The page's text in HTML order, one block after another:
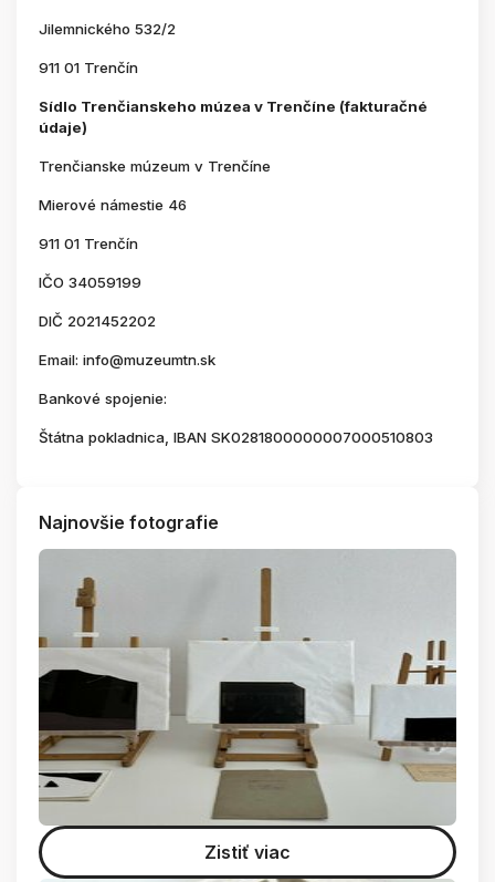
Jilemnického 532/2
911 01 Trenčín
Sídlo Trenčianskeho múzea v Trenčíne (fakturačné
údaje)
Trenčianske múzeum v Trenčíne
Mierové námestie 46
911 01 Trenčín
IČO 34059199
DIČ 2021452202
Email: info@muzeumtn.sk
Bankové spojenie:
Štátna pokladnica, IBAN SK0281800000007000510803
Najnovšie fotografie
Zistiť viac